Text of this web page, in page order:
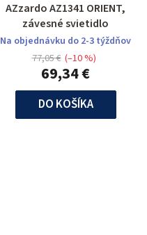
AZzardo AZ1341 ORIENT,
závesné svietidlo
Na objednávku do 2-3 týždňov
69,34 €
77,05 € (–10 %)
DO KOŠÍKA